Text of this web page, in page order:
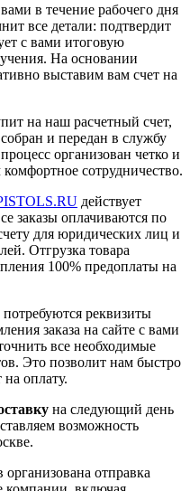
в течение рабочего дня
все детали: подтвердит
с вами итоговую
На основании
выставим вам счет на
на наш расчетный счет,
и передан в службу
организован четко и
сотрудничество.
действует
заказы оплачиваются по
для юридических лиц и
Отгрузка товара
100% предоплаты на
реквизиты
заказа на сайте с вами
все необходимые
Это позволит нам быстро
оплату.
на следующий день
возможность
отправка